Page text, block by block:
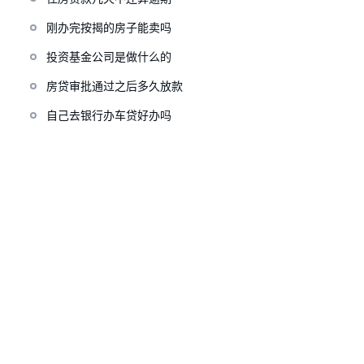
刚办完按揭的房子能卖吗
投资基金公司是做什么的
房贷审批通过之后多久放款
自己去银行办车贷好办吗